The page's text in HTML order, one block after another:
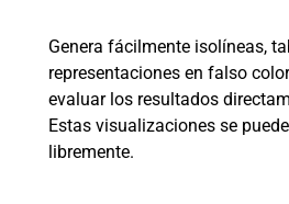
Genera fácilmente isolíneas,
representaciones en falso
evaluar los resultados
Estas visualizaciones se
libremente.